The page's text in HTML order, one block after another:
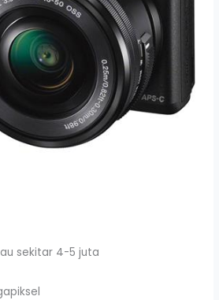
sekitar 4-5 juta